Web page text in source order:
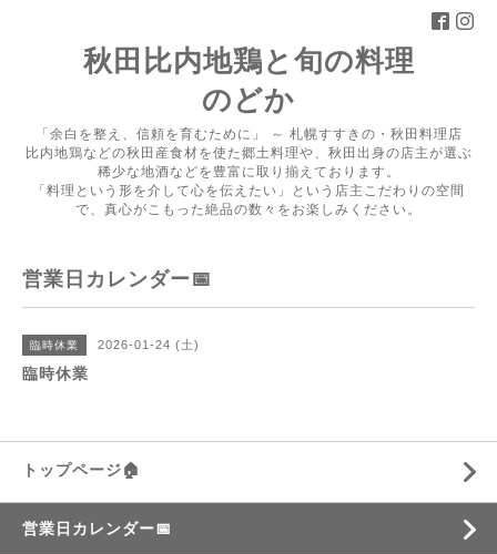
秋田比内地鶏と旬の料理
のどか
「余白を整え、信頼を育むために」 ～ 札幌すすきの・秋田料理店
比内地鶏などの秋田産食材を使た郷土料理や、秋田出身の店主が選ぶ
稀少な地酒などを豊富に取り揃えております。
「料理という形を介して心を伝えたい」という店主こだわりの空間
で、真心がこもった絶品の数々をお楽しみください。
営業日カレンダー📅
臨時休業 2026-01-24 (土)
臨時休業
トップページ🏠
営業日カレンダー📅